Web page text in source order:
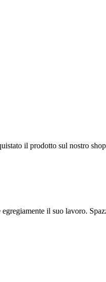
il prodotto sul nostro
il suo lavoro.